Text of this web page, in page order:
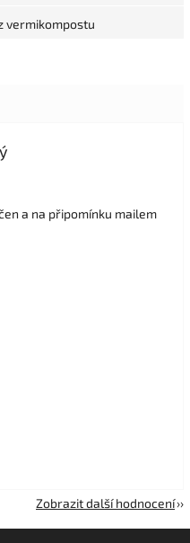
vermikompostu
a na připomínku mailem
Zobrazit další hodnocení